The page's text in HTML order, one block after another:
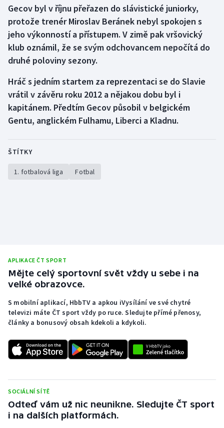
Gecov byl v říjnu přeřazen do slávistické juniorky,
protože trenér Miroslav Beránek nebyl spokojen s
jeho výkonností a přístupem. V zimě pak vršovický
klub oznámil, že se svým odchovancem nepočítá do
druhé poloviny sezony.
Hráč s jedním startem za reprezentaci se do Slavie
vrátil v závěru roku 2012 a nějakou dobu byl i
kapitánem. Předtím Gecov působil v belgickém
Gentu, anglickém Fulhamu, Liberci a Kladnu.
ŠTÍTKY
1. fotbalová liga Fotbal
APLIKACE ČT SPORT
Mějte celý sportovní svět vždy u sebe i na
velké obrazovce.
S mobilní aplikací, HbbTV a apkou iVysílání ve své chytré
televizi máte ČT sport vždy po ruce. Sledujte přímé přenosy,
články a bonusový obsah kdekoli a kdykoli.
SOCIÁLNÍ SÍTĚ
Odteď vám už nic neunikne. Sledujte ČT sport
i na dalších platformách.